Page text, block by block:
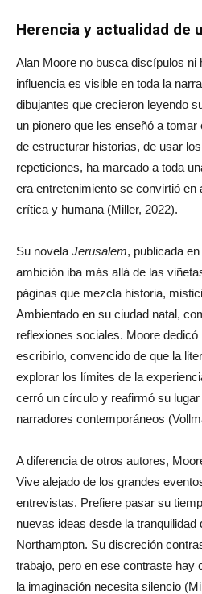
Herencia y actualidad de
Alan Moore no busca discípulos ni
influencia es visible en toda la
dibujantes que crecieron leyendo
un pionero que les enseñó a
de estructurar historias, de usar
repeticiones, ha marcado a toda
era entretenimiento se convirtió
crítica y humana (Miller, 2022).
Su novela Jerusalem, publicada
ambición iba más allá de las
páginas que mezcla historia,
Ambientado en su ciudad natal,
reflexiones sociales. Moore
escribirlo, convencido de que la
explorar los límites de la
cerró un círculo y reafirmó su
narradores contemporáneos
A diferencia de otros autores,
Vive alejado de los grandes
entrevistas. Prefiere pasar su
nuevas ideas desde la tranquilidad
Northampton. Su discreción
trabajo, pero en ese contraste hay
la imaginación necesita silencio